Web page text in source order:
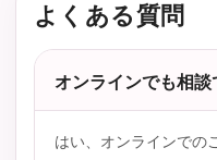
よくある質問
オンラインでも相談
はい、オンラインでの